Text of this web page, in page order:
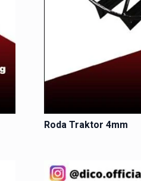
Roda Traktor 4mm